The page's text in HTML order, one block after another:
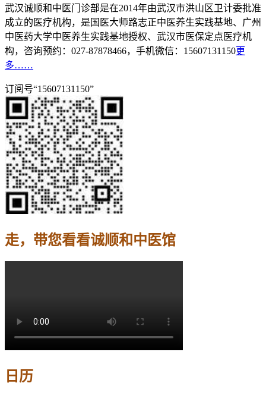
武汉诚顺和中医门诊部是在2014年由武汉市洪山区卫计委批准
成立的医疗机构，是国医大师路志正中医养生实践基地、广州
中医药大学中医养生实践基地授权、武汉市医保定点医疗机
构，咨询预约：027-87878466，手机微信：15607131150更
多……
订阅号“15607131150”
走，带您看看诚顺和中医馆
日历